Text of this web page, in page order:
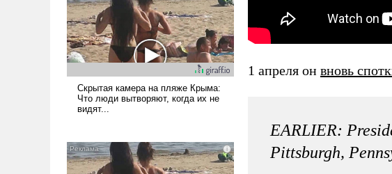
1 апреля он вновь
EARLIER:
Pittsburgh,